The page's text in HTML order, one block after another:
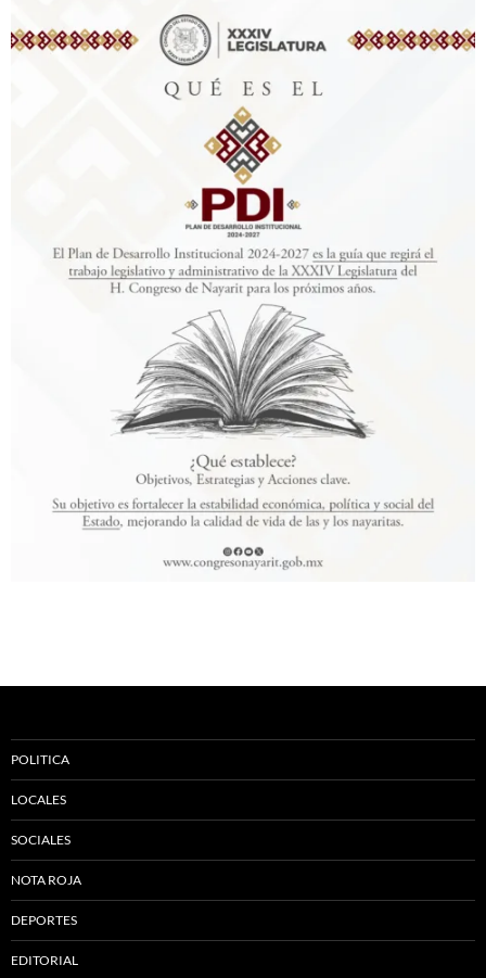
POLITICA
LOCALES
SOCIALES
NOTA ROJA
DEPORTES
EDITORIAL